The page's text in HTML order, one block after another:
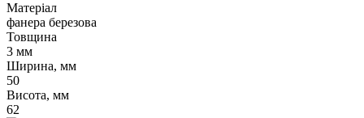
Матеріал
фанера березова
Товщина
3 мм
Ширина, мм
50
Висота, мм
62